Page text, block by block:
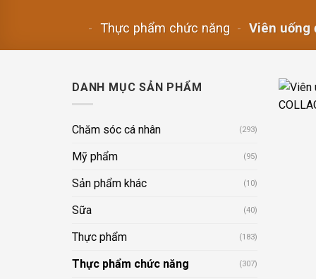
- Thực phẩm chức năng - Viên uống
DANH MỤC SẢN PHẨM
Chăm sóc cá nhân (293)
Mỹ phẩm (95)
Sản phẩm khác (10)
Sữa (40)
Thực phẩm (183)
Thực phẩm chức năng (307)